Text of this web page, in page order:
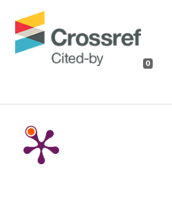
0